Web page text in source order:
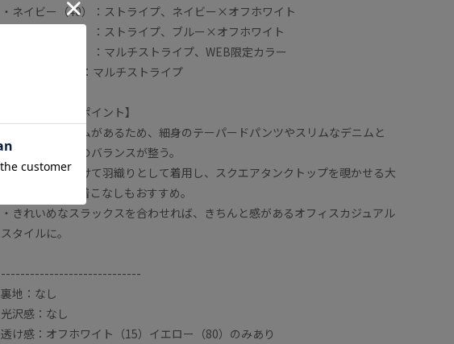
・ネイビー（40）：ストライプ、ネイビー×オフホワイト
・ブルー系（46）：ストライプ、ブルー×オフホワイト
・ブルー系（44）：マルチストライプ、WEB限定カラー
・ピンク（63）：マルチストライプ
【スタイリングポイント】
・裾にボリュームがあるため、細身のテーパードパンツやスリムなデニムと
合わせると全体のバランスが整う。
・前ボタンを開けて羽織りとして着用し、スクエアタンクトップを覗かせる大
人カジュアルな着こなしもおすすめ。
・きれいめなスラックスを合わせれば、きちんと感があるオフィスカジュアル
スタイルに。
-----------------------------
裏地：なし
光沢感：なし
透け感：オフホワイト（15）イエロー（80）のみあり